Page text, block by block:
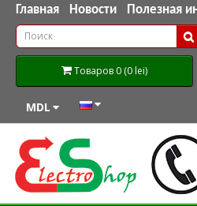
Главная Новости Полезная
Товаров 0 (0 lei)
MDL